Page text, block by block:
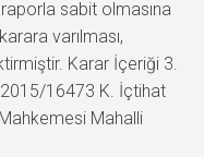
sabit olmasına
varılması,
Karar İçeriği 3.
16473 K. İçtihat
Mahalli